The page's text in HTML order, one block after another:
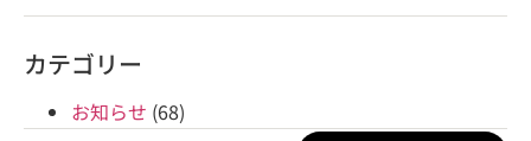
カテゴリー
お知らせ (68)